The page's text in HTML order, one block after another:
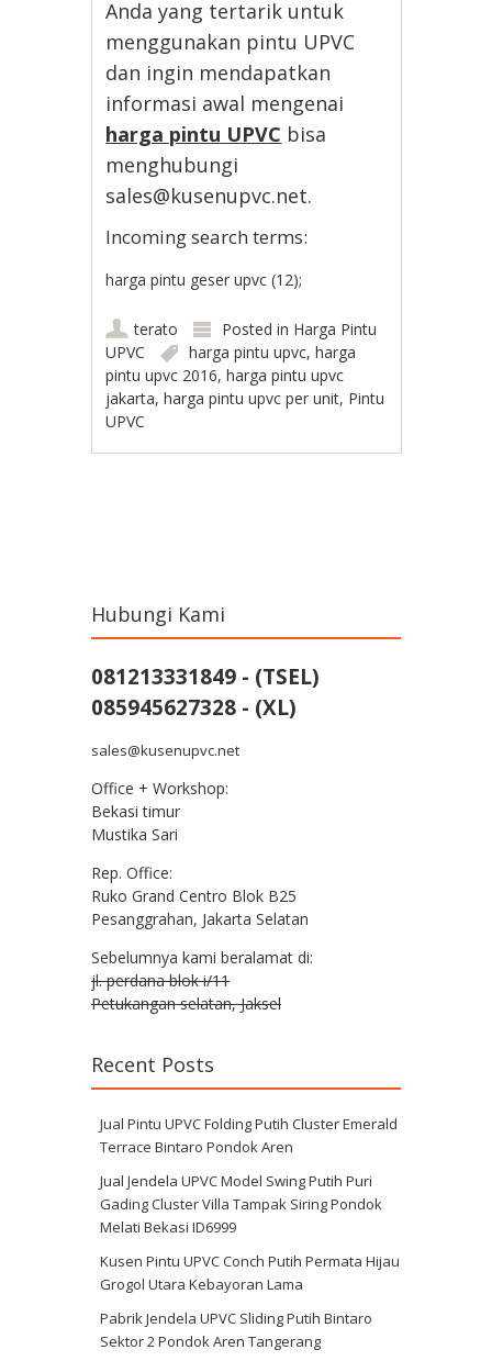
Anda yang tertarik untuk
menggunakan pintu UPVC
dan ingin mendapatkan
informasi awal mengenai
harga pintu UPVC bisa
menghubungi
sales@kusenupvc.net.
Incoming search terms:
harga pintu geser upvc (12);
terato Posted in Harga Pintu
UPVC
harga pintu upvc,harga
pintu upvc 2016,harga pintu upvc
jakarta,harga pintu upvc per unit, Pintu
UPVC
Hubungi Kami
081213331849 - (TSEL)
085945627328 - (XL)
sales@kusenupvc.net
Office + Workshop:
Bekasi timur
Mustika Sari
Rep. Office:
Ruko Grand Centro Blok B25
Pesanggrahan, Jakarta Selatan
Sebelumnya kami beralamat di:
jl. perdana blok i/11
Petukangan selatan, Jaksel
Recent Posts
Jual Pintu UPVC Folding Putih Cluster Emerald
Terrace Bintaro Pondok Aren
Jual Jendela UPVC Model Swing Putih Puri
Gading Cluster Villa Tampak Siring Pondok
Melati Bekasi ID6999
Kusen Pintu UPVC Conch Putih Permata Hijau
Grogol Utara Kebayoran Lama
Pabrik Jendela UPVC Sliding Putih Bintaro
Sektor 2 Pondok Aren Tangerang